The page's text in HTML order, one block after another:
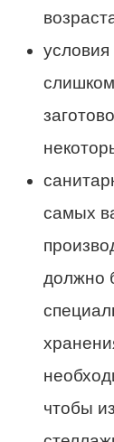
самых
должно
чтобы